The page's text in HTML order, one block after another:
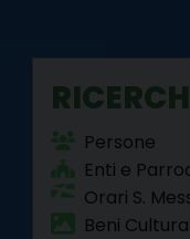
Persone
Enti e
Orari S.
Beni